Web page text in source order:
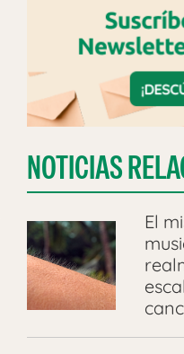
NOTICIAS
El